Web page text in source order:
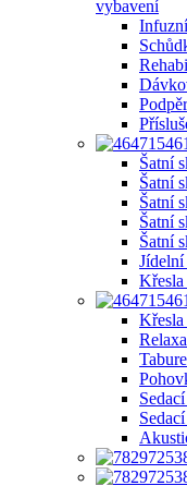
vybavení
Šatní
Šatní
Šatní
Šatní
Šatní
Jídelní